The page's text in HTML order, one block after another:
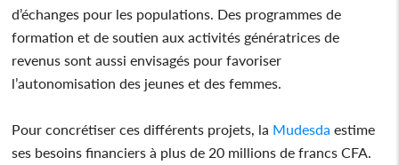
d’échanges pour les populations. Des programmes de
formation et de soutien aux activités génératrices de
revenus sont aussi envisagés pour favoriser
l’autonomisation des jeunes et des femmes.
Pour concrétiser ces différents projets, la Mudesda estime
ses besoins financiers à plus de 20 millions de francs CFA.